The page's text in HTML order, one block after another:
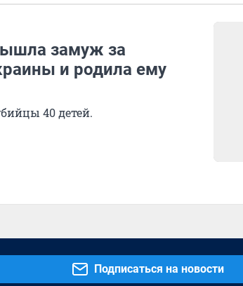
замуж за
и родила ему
40 детей.
Подписаться на новости